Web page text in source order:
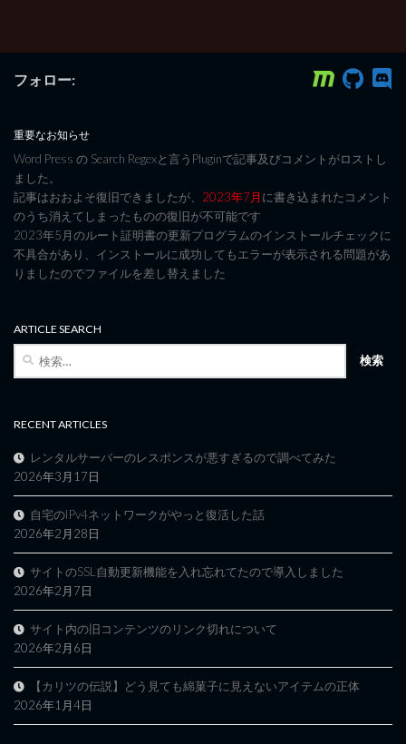
フォロー:
重要なお知らせ
Word Press の Search Regexと言うPluginで記事及びコメントがロストし
ました。
記事はおおよそ復旧できましたが、 2023年7月に書き込まれたコメント
のうち消えてしまったものの復旧が不可能です
2023年5月のルート証明書の更新プログラムのインストールチェックに
不具合があり、インストールに成功してもエラーが表示される問題があ
りましたのでファイルを差し替えました
ARTICLE SEARCH
RECENT ARTICLES
レンタルサーバーのレスポンスが悪すぎるので調べてみた
2026年3月17日
自宅のIPv4ネットワークがやっと復活した話
2026年2月28日
サイトのSSL自動更新機能を入れ忘れてたので導入しました
2026年2月7日
サイト内の旧コンテンツのリンク切れについて
2026年2月6日
【カリツの伝説】どう見ても綿菓子に見えないアイテムの正体
2026年1月4日